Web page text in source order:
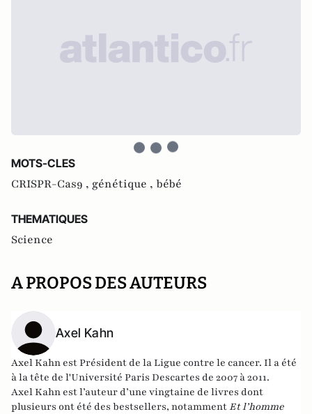
MOTS-CLES
CRISPR-Cas9 , génétique , bébé
THEMATIQUES
Science
A PROPOS DES AUTEURS
Axel Kahn
Axel Kahn est Président de la Ligue contre le cancer. Il a été
à la tête de l'Université Paris Descartes de 2007 à 2011.
Axel Kahn est l’auteur d’une vingtaine de livres dont
plusieurs ont été des bestsellers, notamment Et l’homme